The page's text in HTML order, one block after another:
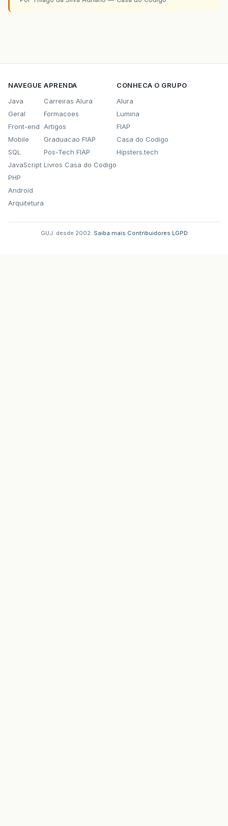
NAVEGUE
Java
Geral
Front-end
Mobile
SQL
JavaScript
PHP
Android
Arquitetura
APRENDA
Carreiras Alura
Formacoes
Artigos
Graduacao FIAP
Pos-Tech FIAP
Livros Casa do Codigo
CONHECA O GRUPO
Alura
Lumina
FIAP
Casa do Codigo
Hipsters.tech
GUJ: desde 2002. Saiba mais Contribuidores LGPD